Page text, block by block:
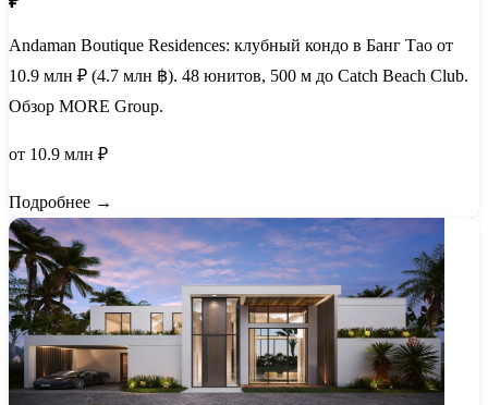
Andaman Boutique Residences: клубный кондо в Банг Тао от
10.9 млн ₽ (4.7 млн ฿). 48 юнитов, 500 м до Catch Beach Club.
Обзор MORE Group.
от 10.9 млн ₽
Подробнее →